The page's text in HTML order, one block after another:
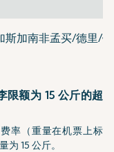
斯加南非孟买/德里/
限额为 15 公斤的超
率（重量在机票上标
15 公斤。